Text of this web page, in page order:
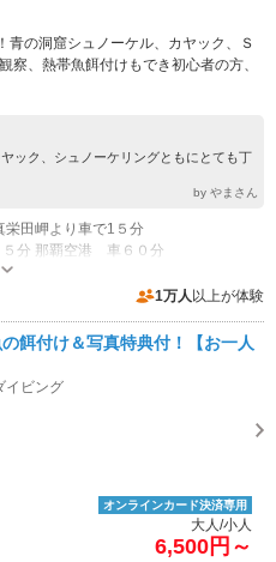
青の洞窟シュノーケル、カヤック、Ｓ
察、熱帯魚餌付けもでき初心者の方、
ック、シュノーケリングともにとても丁
by やまさん
栄田岬より車で1５分
分 那覇空港 車６０分
専用駐車場あり（無料）12台 カヤックや、SUP時の店舗駐車場は無料、シュノーケル、ダイビングの真栄田岬駐車場は1時間100円
1万人 以上が体験
餌付け＆写真特典付！【お一人
イビング
オンラインカード決済専用
大人/小人
6,500円～